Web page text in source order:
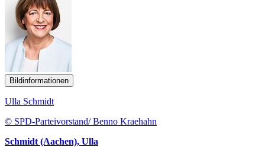
Bildinformationen
Ulla Schmidt
© SPD-Parteivorstand/ Benno Kraehahn
Schmidt (Aachen), Ulla